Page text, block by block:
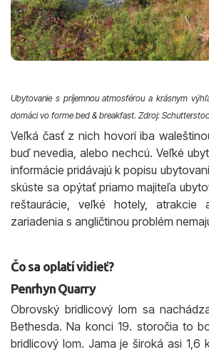
Ubytovanie s príjemnou atmosférou a krásnym
domáci vo forme bed & breakfast. Zdroj:
Veľká časť z nich hovorí iba
buď nevedia, alebo nechcú. Veľké
informácie pridávajú k popisu
skúste sa opýtať priamo majiteľa
reštaurácie, veľké hotely, atrakcie
zariadenia s angličtinou problém
Čo sa oplatí vidieť?
Penrhyn Quarry
Obrovský bridlicový lom sa
Bethesda. Na konci 19. storočia to
bridlicový lom. Jama je široká asi 1,6